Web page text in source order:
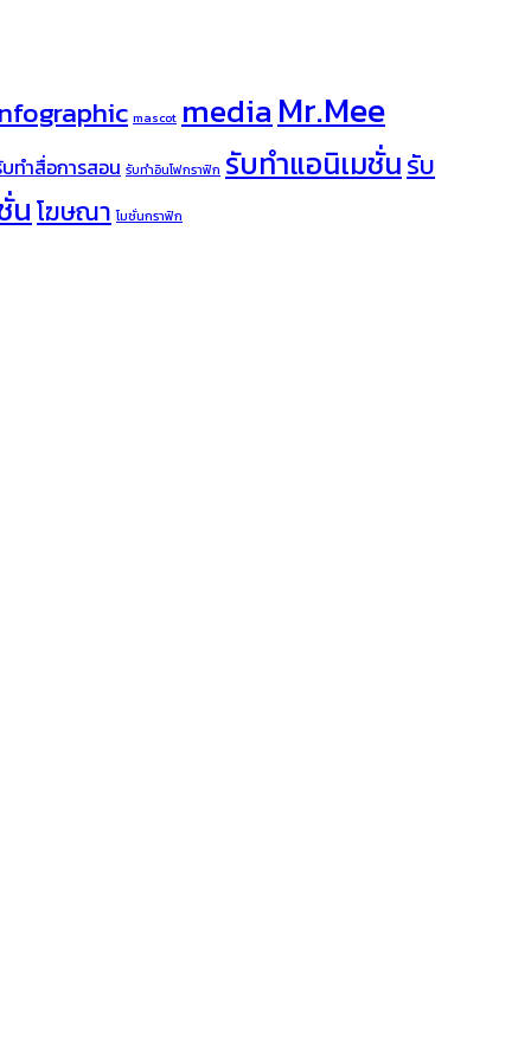
mascot mediaMr.Mee
ทำสื่อการสอน รับทำอินโฟกราฟิก รับทำแอนิเมชั่นรับ
นโฆษณา โมชั่นกราฟิก